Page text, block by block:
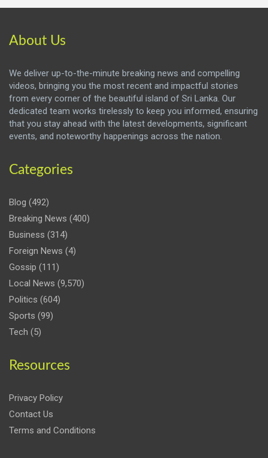
About Us
We deliver up-to-the-minute breaking news and compelling
videos, bringing you the most recent and impactful stories
from every corner of the beautiful island of Sri Lanka. Our
dedicated team works tirelessly to keep you informed, ensuring
that you stay ahead with the latest developments, significant
events, and noteworthy happenings across the nation.
Categories
Blog (492)
Breaking News (400)
Business (314)
Foreign News (4)
Gossip (111)
Local News (9,570)
Politics (604)
Sports (99)
Tech (5)
Resources
Privacy Policy
Contact Us
Terms and Conditions